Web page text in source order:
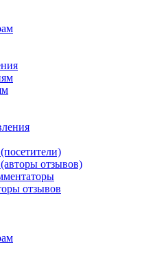
отзывов)
отзывов